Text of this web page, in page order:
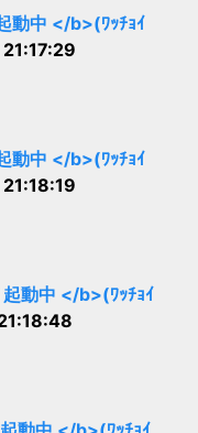
動中 </b>(ﾜｯﾁｮｲ
動中 </b>(ﾜｯﾁｮｲ
動中 </b>(ﾜｯﾁｮｲ